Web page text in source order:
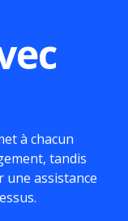
à chacun
tandis
assistance